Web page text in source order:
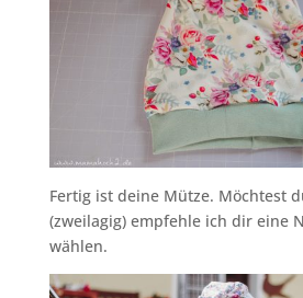
Fertig ist deine Mütze. Möchtest
(zweilagig) empfehle ich dir eine
wählen.